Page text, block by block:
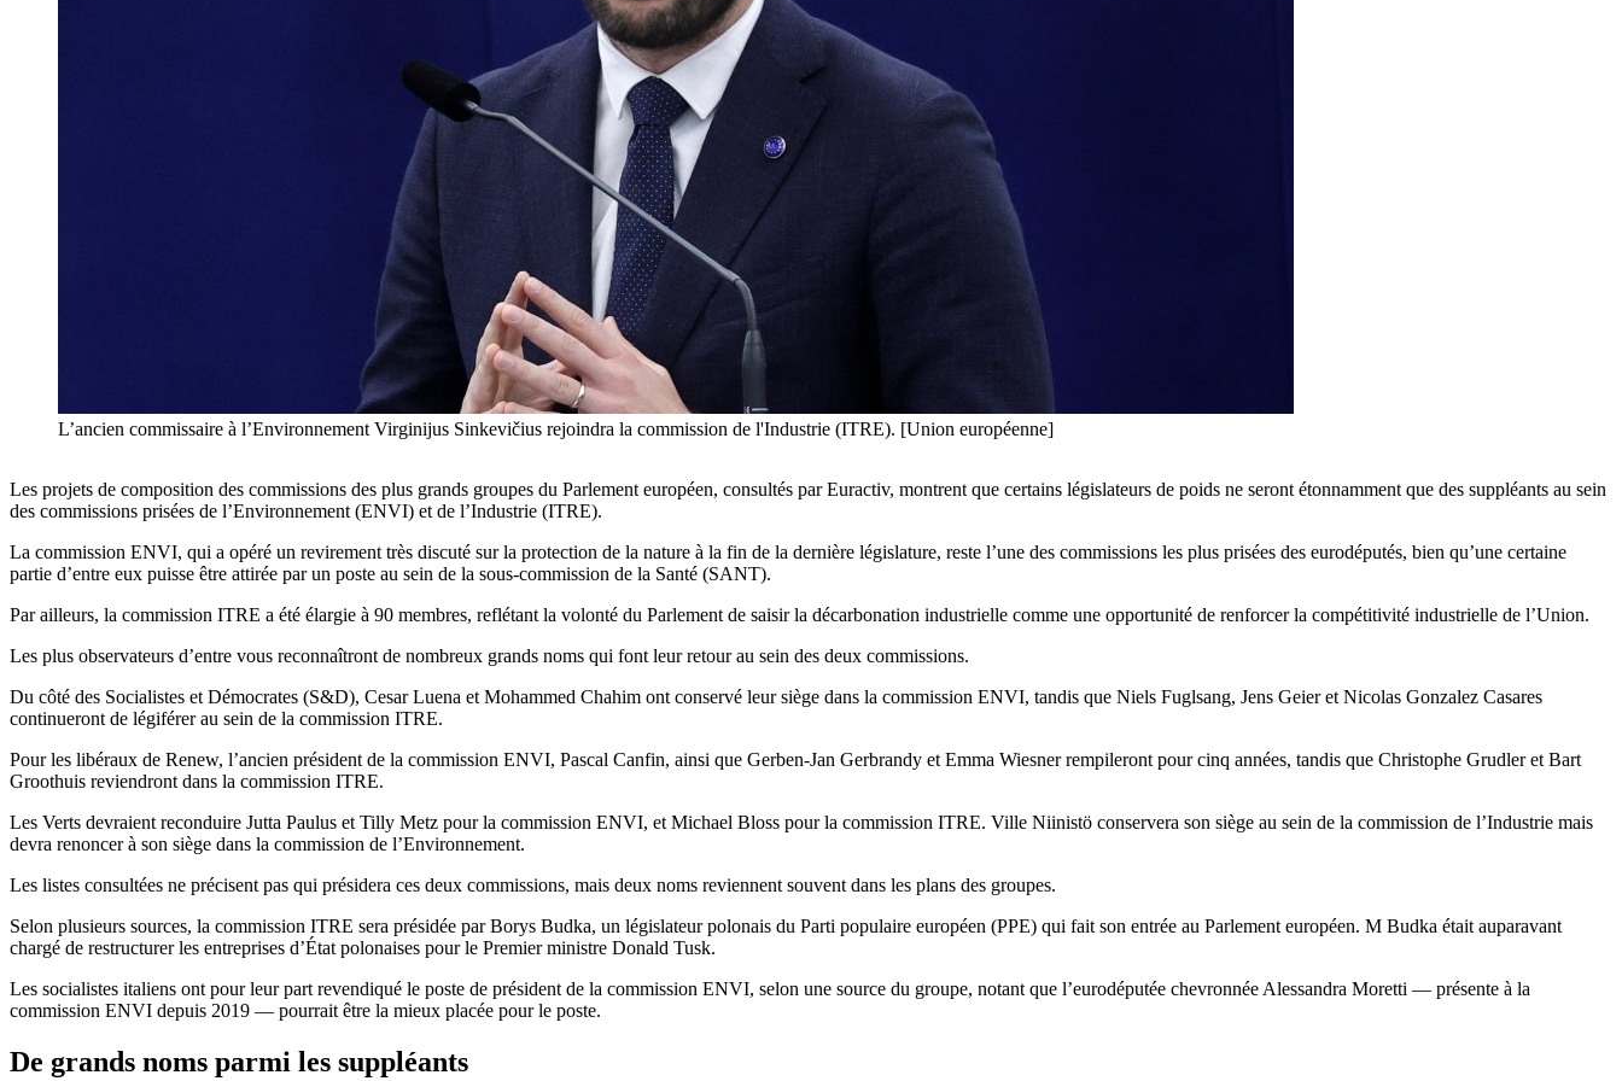
L’ancien commissaire à l’Environnement Virginijus Sinkevičius rejoindra la commission de l'Industrie (ITRE). [Union européenne]
Les projets de composition des commissions des plus grands groupes du Parlement européen, consultés par Euractiv, montrent que certains législateurs de poids ne seront étonnamment que des suppléants au sein
des commissions prisées de l’Environnement (ENVI) et de l’Industrie (ITRE).
La commission ENVI, qui a opéré un revirement très discuté sur la protection de la nature à la fin de la dernière législature, reste l’une des commissions les plus prisées des eurodéputés, bien qu’une certaine
partie d’entre eux puisse être attirée par un poste au sein de la sous-commission de la Santé (SANT).
Par ailleurs, la commission ITRE a été élargie à 90 membres, reflétant la volonté du Parlement de saisir la décarbonation industrielle comme une opportunité de renforcer la compétitivité industrielle de l’Union.
Les plus observateurs d’entre vous reconnaîtront de nombreux grands noms qui font leur retour au sein des deux commissions.
Du côté des Socialistes et Démocrates (S&D), Cesar Luena et Mohammed Chahim ont conservé leur siège dans la commission ENVI, tandis que Niels Fuglsang, Jens Geier et Nicolas Gonzalez Casares
continueront de légiférer au sein de la commission ITRE.
Pour les libéraux de Renew, l’ancien président de la commission ENVI, Pascal Canfin, ainsi que Gerben-Jan Gerbrandy et Emma Wiesner rempileront pour cinq années, tandis que Christophe Grudler et Bart
Groothuis reviendront dans la commission ITRE.
Les Verts devraient reconduire Jutta Paulus et Tilly Metz pour la commission ENVI, et Michael Bloss pour la commission ITRE. Ville Niinistö conservera son siège au sein de la commission de l’Industrie mais
devra renoncer à son siège dans la commission de l’Environnement.
Les listes consultées ne précisent pas qui présidera ces deux commissions, mais deux noms reviennent souvent dans les plans des groupes.
Selon plusieurs sources, la commission ITRE sera présidée par Borys Budka, un législateur polonais du Parti populaire européen (PPE) qui fait son entrée au Parlement européen. M Budka était auparavant
chargé de restructurer les entreprises d’État polonaises pour le Premier ministre Donald Tusk.
Les socialistes italiens ont pour leur part revendiqué le poste de président de la commission ENVI, selon une source du groupe, notant que l’eurodéputée chevronnée Alessandra Moretti — présente à la
commission ENVI depuis 2019 — pourrait être la mieux placée pour le poste.
De grands noms parmi les suppléants